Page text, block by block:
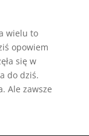
wielu to
opowiem
się w
do dziś.
Ale zawsze